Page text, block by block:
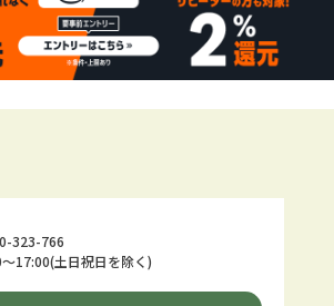
323-766
17:00(土日祝日を除く)